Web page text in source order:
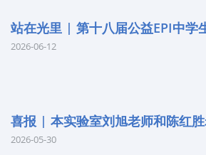
站在光里 | 第十八届公益EPI中学
2026-06-12
喜报 | 本实验室刘旭老师和陈红
2026-05-30